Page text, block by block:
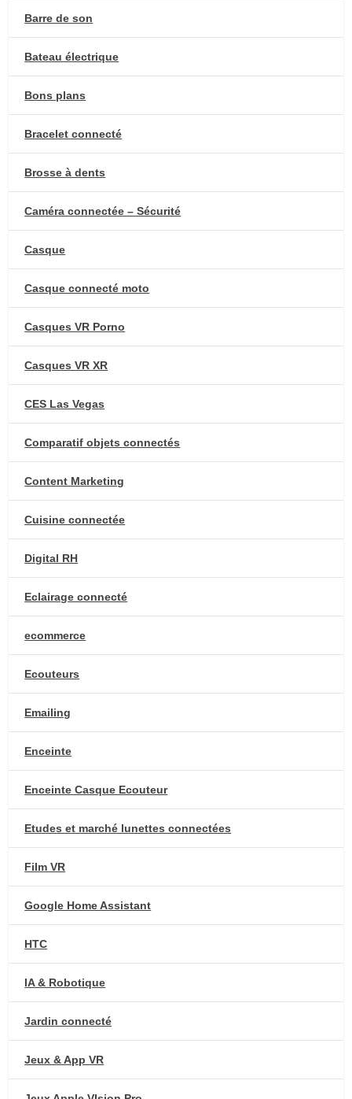
Barre de son
Bateau électrique
Bons plans
Bracelet connecté
Brosse à dents
Caméra connectée – Sécurité
Casque
Casque connecté moto
Casques VR Porno
Casques VR XR
CES Las Vegas
Comparatif objets connectés
Content Marketing
Cuisine connectée
Digital RH
Eclairage connecté
ecommerce
Ecouteurs
Emailing
Enceinte
Enceinte Casque Ecouteur
Etudes et marché lunettes connectées
Film VR
Google Home Assistant
HTC
IA & Robotique
Jardin connecté
Jeux & App VR